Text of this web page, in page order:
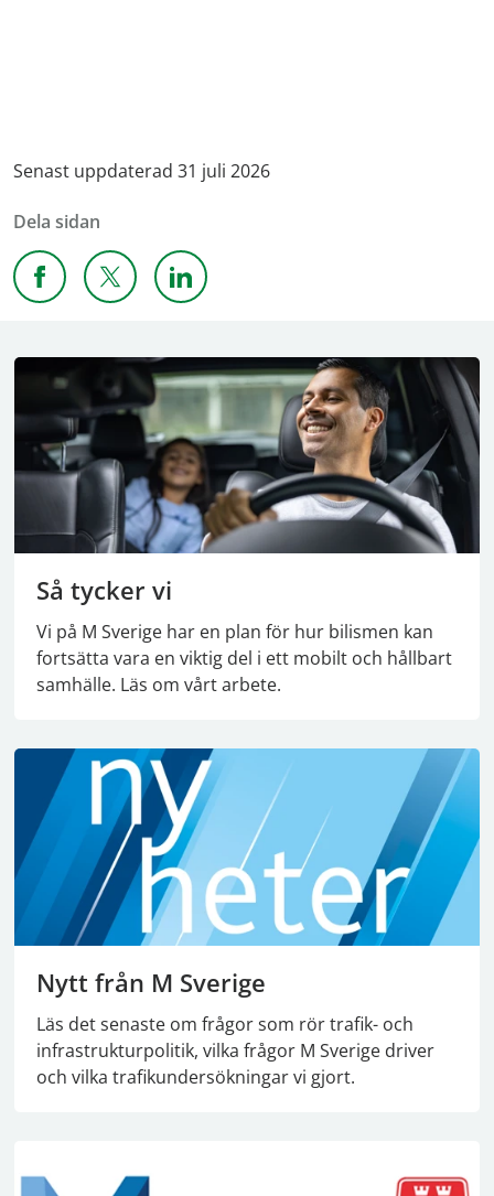
Senast uppdaterad 31 juli 2026
Dela sidan
Dela sidan på Facebook
Dela sidan på XDela sidan på Linkedin
Så tycker vi
Vi på M Sverige har en plan för hur bilismen kan
fortsätta vara en viktig del i ett mobilt och hållbart
samhälle. Läs om vårt arbete.
Nytt från M Sverige
Läs det senaste om frågor som rör trafik- och
infrastrukturpolitik, vilka frågor M Sverige driver
och vilka trafikundersökningar vi gjort.